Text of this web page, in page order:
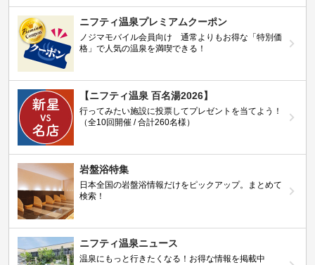
ニフティ温泉プレミアムクーポン
ノジマモバイル会員向け 通常よりもお得な「特別価
格」で人気の温泉を満喫できる！
【ニフティ温泉 百名湯2026】
行ってみたい施設に投票してプレゼントを当てよう！
（全10回開催 / 合計260名様）
岩盤浴特集
日本全国の岩盤浴情報だけをピックアップ。まとめて
検索！
ニフティ温泉ニュース
温泉にもっと行きたくなる！お得な情報を掲載中